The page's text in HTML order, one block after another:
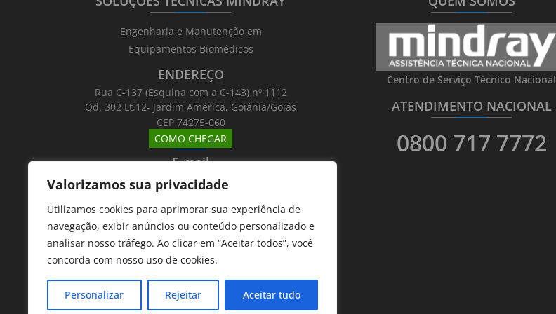
Valorizamos sua privacidade
Utilizamos cookies para aprimorar sua experiência de
navegação, exibir anúncios ou conteúdo personalizado e
analisar nosso tráfego. Ao clicar em “Aceitar todos”, você
concorda com nosso uso de cookies.
Personalizar Rejeitar Aceitar tudo
_______________________
Engenharia e Manutenção em
Equipamentos Biomédicos
ENDEREÇO
Rua C-137 (Esquina com a C-143) nº 1112
Qd. 302 Lt.12- Jardim América, Goiânia/Goiás
CEP 74275-060
COMO CHEGAR
_______________________
E-mail
Email: atntecnologiabrasil@gmail.com
Telefones
_______ ________________
62 9 8610 7777
11 9 7533 5757
_______________________
Centro de Serviço Técnico Nacional
ATENDIMENTO NACIONAL
_______________________
0800 717 7772